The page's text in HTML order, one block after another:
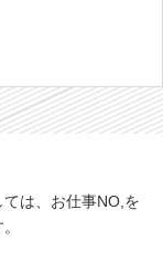
は、お仕事NO,を